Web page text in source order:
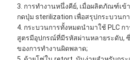
บ้าน
ผลิตภัณฑ์
เกี่ยวกับเรา
3. การทํางานหนึ่งคีย์, เมื่อผลิตภัณฑ์เข้
กดปุ่ม sterilization เพื่อสรุปกระบวนก
4. กระบวนการทั้งหมดนํามาใช้ PLC ก
สูตรมีอุปกรณ์ที่มีรหัสผ่านหลายระดับ,
ของการทํางานผิดพลาด;